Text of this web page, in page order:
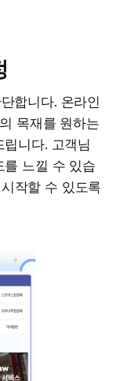
합니다. 온라인
목재를 원하는
니다. 고객님
를 느낄 수 있습
작할 수 있도록